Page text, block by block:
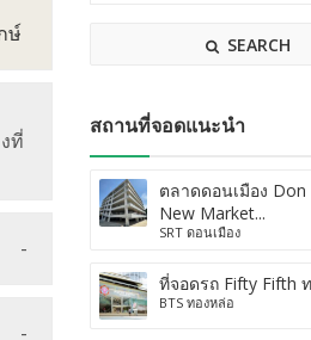
ษ์
ที่
-
-
SEARCH
สถานที่จอดแนะนำ
ตลาดดอนเมือง Don
New Market...
SRT ดอนเมือง
ที่จอดรถ Fifty Fifth
BTS ทองหล่อ